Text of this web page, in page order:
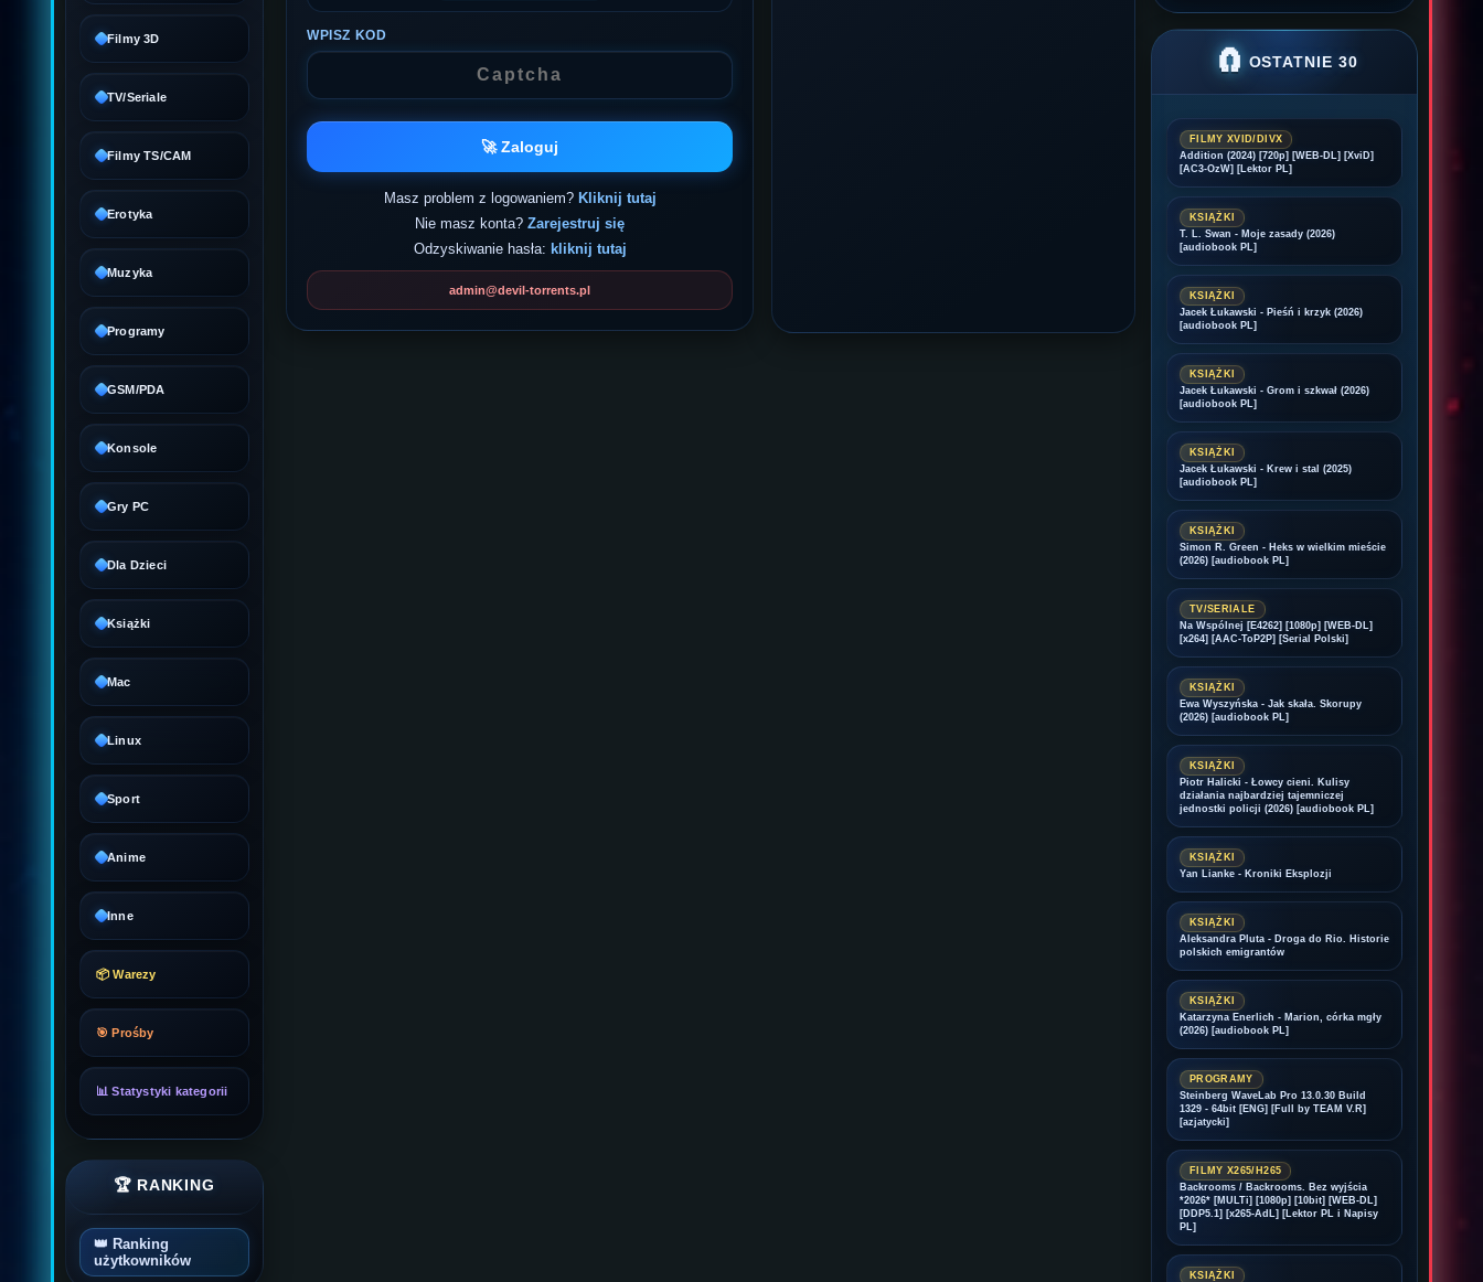
Filmy 3D
TV/Seriale
Filmy TS/CAM
Erotyka
Muzyka
Programy
GSM/PDA
Konsole
Gry PC
Dla Dzieci
Książki
Mac
Linux
Sport
Anime
Inne
📦 Warezy
🎯 Prośby
📊 Statystyki kategorii
🏆 RANKING
👑 Ranking
użytkowników
🧲 OSTATNIE 30
FILMY XVID/DIVX
Addition (2024) [720p] [WEB-DL] [XviD]
[AC3-OzW] [Lektor PL]
KSIĄŻKI
T. L. Swan - Moje zasady (2026)
[audiobook PL]
KSIĄŻKI
Jacek Łukawski - Pieśń i krzyk (2026)
[audiobook PL]
KSIĄŻKI
Jacek Łukawski - Grom i szkwał (2026)
[audiobook PL]
KSIĄŻKI
Jacek Łukawski - Krew i stal (2025)
[audiobook PL]
KSIĄŻKI
Simon R. Green - Heks w wielkim mieście
(2026) [audiobook PL]
TV/SERIALE
Na Wspólnej [E4262] [1080p] [WEB-DL]
[x264] [AAC-ToP2P] [Serial Polski]
KSIĄŻKI
Ewa Wyszyńska - Jak skała. Skorupy
(2026) [audiobook PL]
KSIĄŻKI
Piotr Halicki - Łowcy cieni. Kulisy
działania najbardziej tajemniczej
jednostki policji (2026) [audiobook PL]
KSIĄŻKI
Yan Lianke - Kroniki Eksplozji
KSIĄŻKI
Aleksandra Pluta - Droga do Rio. Historie
polskich emigrantów
KSIĄŻKI
Katarzyna Enerlich - Marion, córka mgły
(2026) [audiobook PL]
PROGRAMY
Steinberg WaveLab Pro 13.0.30 Build
1329 - 64bit [ENG] [Full by TEAM V.R]
[azjatycki]
FILMY X265/H265
Backrooms / Backrooms. Bez wyjścia
*2026* [MULTi] [1080p] [10bit] [WEB-DL]
[DDP5.1] [x265-AdL] [Lektor PL i Napisy
PL]
KSIĄŻKI
WPISZ KOD
🚀 Zaloguj
Masz problem z logowaniem? Kliknij tutaj
Nie masz konta? Zarejestruj się
Odzyskiwanie hasła: kliknij tutaj
admin@devil-torrents.pl